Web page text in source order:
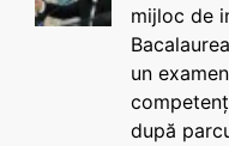
mijloc de
un
după